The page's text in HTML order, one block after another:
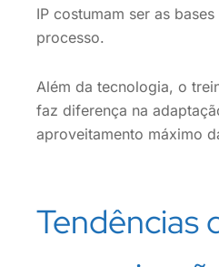
IP costumam ser as
processo.
Além da tecnologia, o
faz diferença na
aproveitamento máximo
Tendências